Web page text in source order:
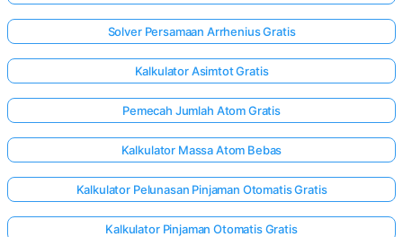
Solver Persamaan Arrhenius Gratis
Kalkulator Asimtot Gratis
Pemecah Jumlah Atom Gratis
Kalkulator Massa Atom Bebas
Kalkulator Pelunasan Pinjaman Otomatis Gratis
Kalkulator Pinjaman Otomatis Gratis